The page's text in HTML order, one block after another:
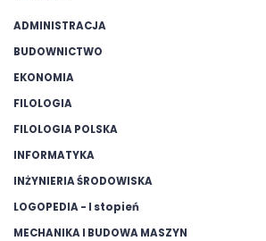
ADMINISTRACJA
BUDOWNICTWO
EKONOMIA
FILOLOGIA
FILOLOGIA POLSKA
INFORMATYKA
INŻYNIERIA ŚRODOWISKA
LOGOPEDIA - I stopień
MECHANIKA I BUDOWA MASZYN